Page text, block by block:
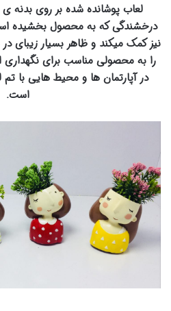
لعاب پوشانده شده بر روی بدنه
درخشندگی که به محصول بخشیده
نیز کمک میکند و ظاهر بسیار زیبای
را به محصولی مناسب برای
در آپارتمان ها و محیط هایی با
است.